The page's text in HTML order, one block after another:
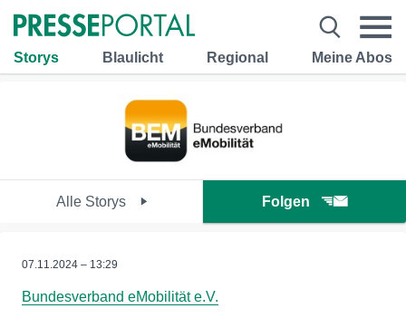
Storys Blaulicht Regional Meine Abos
Alle Storys Folgen
07.11.2024 – 13:29
Bundesverband eMobilität e.V.